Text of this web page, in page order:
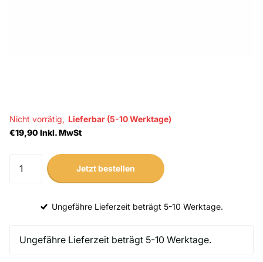
Nicht vorrätig, Lieferbar (5-10 Werktage)
€19,90 Inkl. MwSt
Jetzt bestellen
Ungefähre Lieferzeit beträgt 5-10 Werktage.